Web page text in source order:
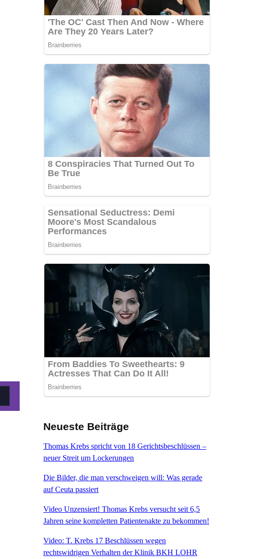
Neueste Beiträge
Thomas Krebs spricht von 18 Gerichtsbeschlüssen –
neuer Streit um Lockerungen
Die Bilder, die man verschweigen will: Was gerade
auf Ceuta passiert
Video Unzensiert! Thomas Krebs versucht seit 6,5
Jahren seine kompletten Patientenakte zu bekommen!
Video: T. Krebs 17 Beschlüssen wegen
rechtswidrigen Verhalten der Klinik BKH LOHR